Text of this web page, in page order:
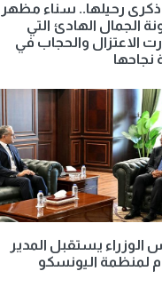
رحيلها.. سناء مظهر
الجمال الهادئ التي
الاعتزال والحجاب في
نجاحها
الوزراء يستقبل المدير
لمنظمة اليونسكو